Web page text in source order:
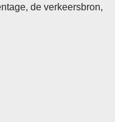
de verkeersbron,